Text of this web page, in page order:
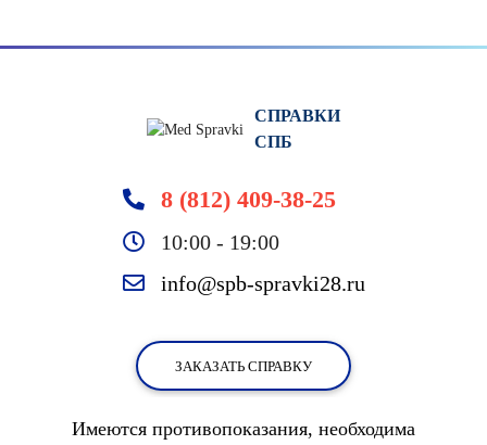
СПРАВКИ
СПБ
8 (812) 409-38-25
10:00 - 19:00
info@spb-spravki28.ru
ЗАКАЗАТЬ СПРАВКУ
Имеются противопоказания, необходима